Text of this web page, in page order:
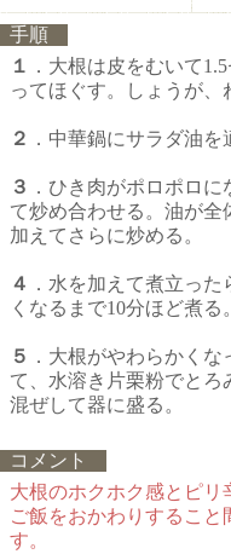
手順
１ ．大根は皮をむいて
ってほぐす。しょうが
２ ．中華鍋にサラダ油
３ ．ひき肉がポロポロ
て炒め合わせる。油が
加えてさらに炒める。
４ ．水を加えて煮立っ
くなるまで10分ほど煮る
５ ．大根がやわらかく
て、水溶き片栗粉でと
混ぜして器に盛る。
コメント
大根のホクホク感とピ
ご飯をおかわりするこ
す。